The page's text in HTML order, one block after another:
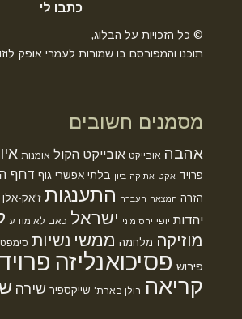
כתבו לי
© כל הזכויות על הבלוג,
תוכנו והמפורסם בו שמורות לעמרי אופק
מסמנים חשובים
אהבה אובייקט אובייקט הקול אומנות
פרויד אקט אתיקה ביון בלתי אפשרי גוף דחף
הזרה המצאה העברה התענגות ז'אק-אלן
יהדות יופי יחס מיני ישראל כאב לא מודע
מוזיקה מלחמה ממשי נשיות
פירוש פסיכואנליזה פרויד
קריאה רולן בארת' שייקספיר שירה